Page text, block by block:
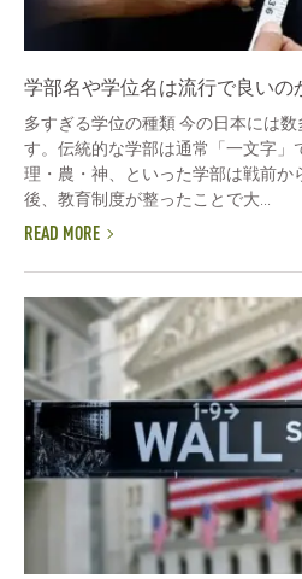
学部名や学位名は流行で良いの
多すぎる学位の種類 今の日本には
す。伝統的な学部は通常「一文字」
理・農・神、といった学部は戦前か
後、教育制度が整ったことで大...
READ MORE